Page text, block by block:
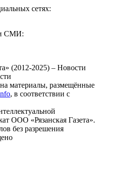
сетях:
СМИ:
(2012-2025) – Новости
материалы, размещённые
, в соответствии с
ООО «Рязанская Газета».
без разрешения